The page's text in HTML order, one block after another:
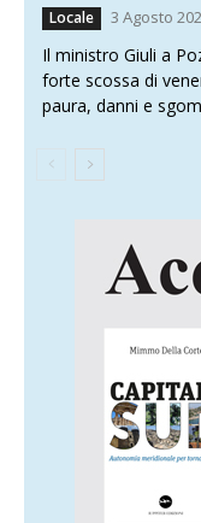
Locale 3 Agosto
Il ministro Giuli a
forte scossa di
paura, danni e